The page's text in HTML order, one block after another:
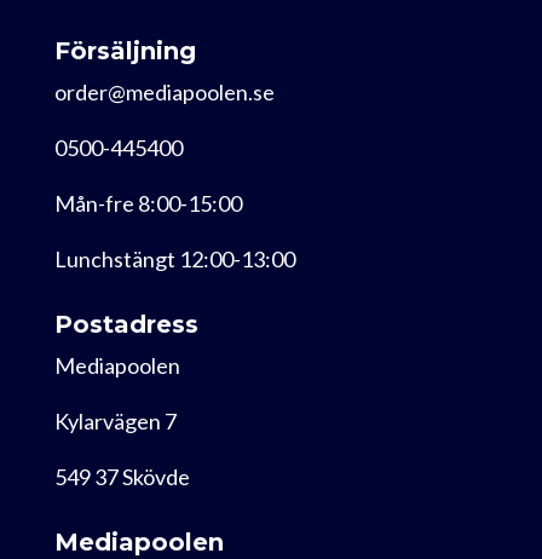
Försäljning
order@mediapoolen.se
0500-445400
Mån-fre 8:00-15:00
Lunchstängt 12:00-13:00
Postadress
Mediapoolen
Kylarvägen 7
549 37 Skövde
Mediapoolen